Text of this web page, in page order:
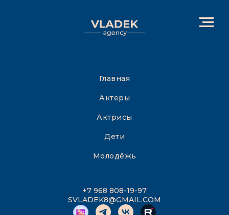
Главная
Актеры
Актрисы
Дети
Молодёжь
+7 968 808-19-97
SVLADEK8@GMAIL.COM